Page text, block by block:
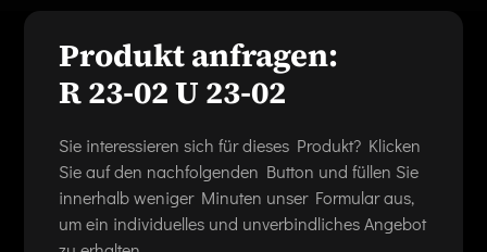
Produkt anfragen:
R 23-02 U 23-02
Sie interessieren sich für dieses Produkt? Klicken
Sie auf den nachfolgenden Button und füllen Sie
innerhalb weniger Minuten unser Formular aus,
um ein individuelles und unverbindliches Angebot